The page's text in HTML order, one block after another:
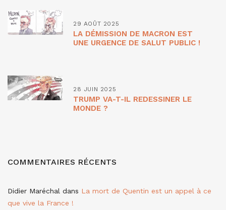
29 AOÛT 2025
LA DÉMISSION DE MACRON EST
UNE URGENCE DE SALUT PUBLIC !
28 JUIN 2025
TRUMP VA-T-IL REDESSINER LE
MONDE ?
COMMENTAIRES RÉCENTS
Didier Maréchal dans La mort de Quentin est un appel à ce
que vive la France !